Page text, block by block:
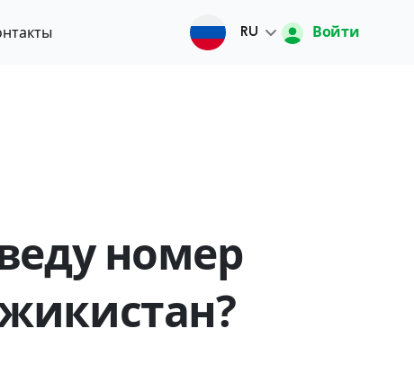
RU
中文
Войти
номер